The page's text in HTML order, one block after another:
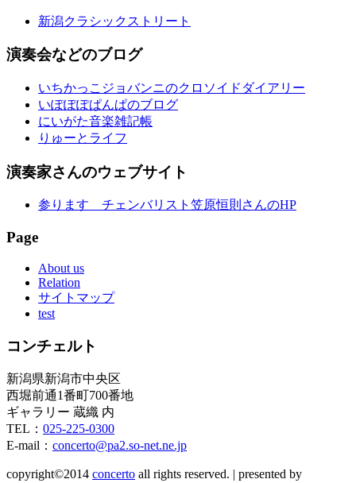
新潟クラシックストリート
演奏会などのブログ
いちかっこジョバンニのクロソイドダイアリー
いぽぽぽぱんぱのブログ
にいがた音楽雑記帳
りゅーとライフ
演奏家さんのウェブサイト
参ります チェンバリスト笠原恒則さんのHP
Page
About us
Relation
サイトマップ
test
コンチェルト
新潟県新潟市中央区
西堀前通1番町700番地
ギャラリー 蔵織 内
TEL： 025-225-0300
E-mail： concerto@pa2.so-net.ne.jp
copyright©2014 concerto all rights reserved. | presented by